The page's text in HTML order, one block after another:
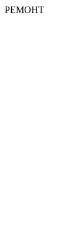
РЕМОНТ